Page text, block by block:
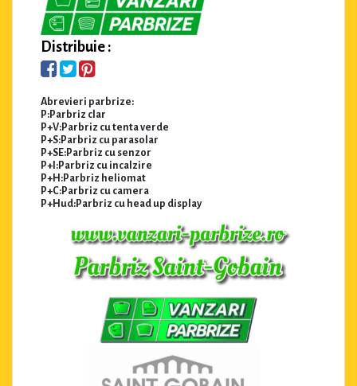
Distribuie :
Abrevieri parbrize:
P:Parbriz clar
P+V:Parbriz cu tenta verde
P+S:Parbriz cu parasolar
P+SE:Parbriz cu senzor
P+I:Parbriz cu incalzire
P+H:Parbriz heliomat
P+C:Parbriz cu camera
P+Hud:Parbriz cu head up display